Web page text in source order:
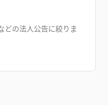
どの法人公告に絞りま